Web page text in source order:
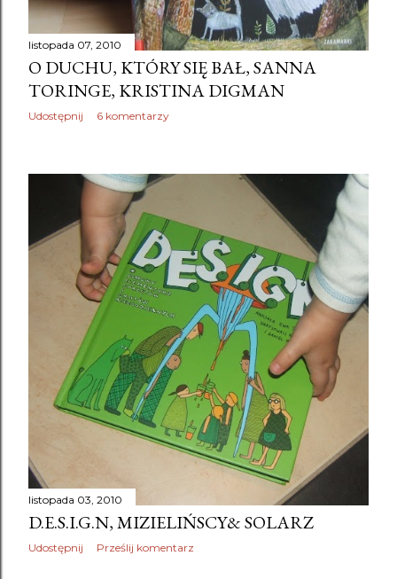
listopada 07, 2010
O DUCHU, KTÓRY SIĘ BAŁ, SANNA
TORINGE, KRISTINA DIGMAN
Udostępnij 6 komentarzy
listopada 03, 2010
D.E.S.I.G.N, MIZIELIŃSCY& SOLARZ
Udostępnij Prześlij komentarz